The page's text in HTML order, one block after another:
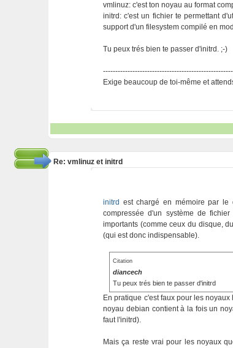
vmlinuz: c'est ton noyau au format
initrd: c'est un fichier te permettant
support d'un filesystem compilé en
Tu peux trés bien te passer d'initrd. ;-)
Exige beaucoup de toi-même et
Re: vmlinuz et initrd
initrd est chargé en mémoire par le
compressée d'un système de
importants (comme ceux du disque,
(qui est donc indispensable).
Citation
diancech
Tu peux trés bien te passer d'initrd
En pratique c'est faux pour les
noyau debian contient à la fois un
faut l'initrd).
Mais ça reste vrai pour les noyaux